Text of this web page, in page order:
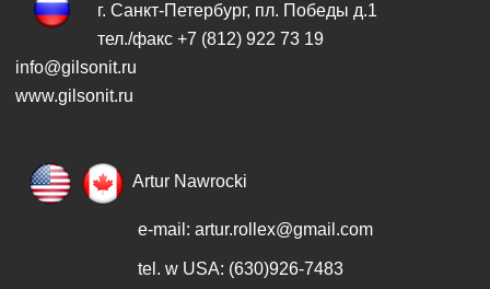
г. Санкт-Петербург, пл. Победы д.1
тел./факс +7 (812) 922 73 19
info@gilsonit.ru
www.gilsonit.ru
Artur Nawrocki
e-mail: artur.rollex@gmail.com
tel. w USA: (630)926-7483